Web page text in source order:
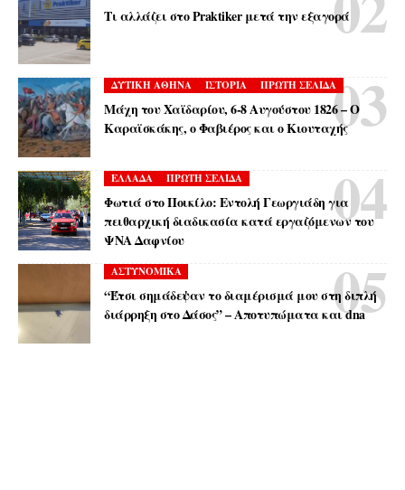
Τι αλλάζει στο Praktiker μετά την εξαγορά
ΔΥΤΙΚΗ ΑΘΗΝΑ ΙΣΤΟΡΙΑ ΠΡΩΤΗ ΣΕΛΙΔΑ
Μάχη του Χαϊδαρίου, 6-8 Αυγούστου 1826 – Ο
Καραϊσκάκης, ο Φαβιέρος και ο Κιουταχής
ΕΛΛΑΔΑ ΠΡΩΤΗ ΣΕΛΙΔΑ
Φωτιά στο Ποικίλο: Εντολή Γεωργιάδη για
πειθαρχική διαδικασία κατά εργαζόμενων του
ΨΝΑ Δαφνίου
ΑΣΤΥΝΟΜΙΚΑ
“Έτσι σημάδεψαν το διαμέρισμά μου στη διπλή
διάρρηξη στο Δάσος” – Αποτυπώματα και dna